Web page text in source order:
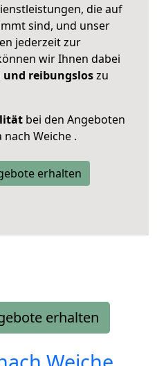
die auf
sind, und unser
jederzeit zur
wir Ihnen dabei
und reibungsloszu
bei den Angeboten
Weiche .
erhalten
erhalten